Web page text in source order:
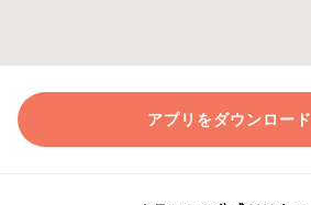
アプリをダウンロー